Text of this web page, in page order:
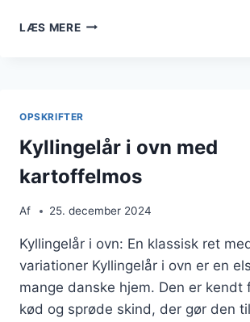
LÆS MEREKYLLINGELÅR
OPSKRIFTER
Kyllingelår i ovn med
kartoffelmos
Af 25. december 2024
Kyllingelår i ovn: En klassisk ret
variationer Kyllingelår i ovn er en
mange danske hjem. Den er kendt
kød og sprøde skind, der gør den